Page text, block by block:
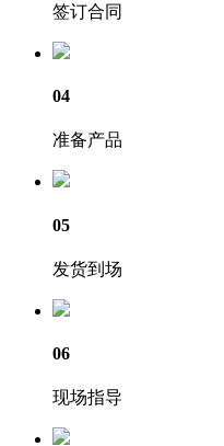
签订合同
04
准备产品
05
发货到场
06
现场指导